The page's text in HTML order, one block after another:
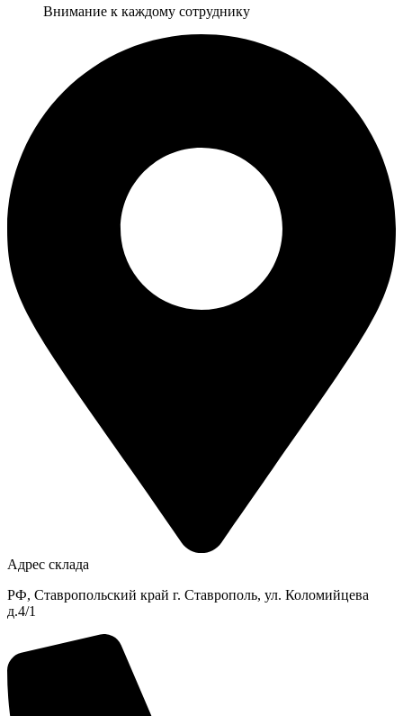
Внимание к каждому сотруднику
Адрес склада
РФ, Ставропольский край г. Ставрополь, ул. Коломийцева
д.4/1